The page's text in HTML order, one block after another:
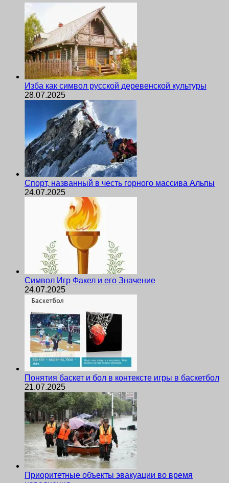
Изба как символ русской деревенской культуры
28.07.2025
Спорт, названный в честь горного массива Альпы
24.07.2025
Символ Игр Факел и его Значение
24.07.2025
Понятия баскет и бол в контексте игры в баскетбол
21.07.2025
Приоритетные объекты эвакуации во время